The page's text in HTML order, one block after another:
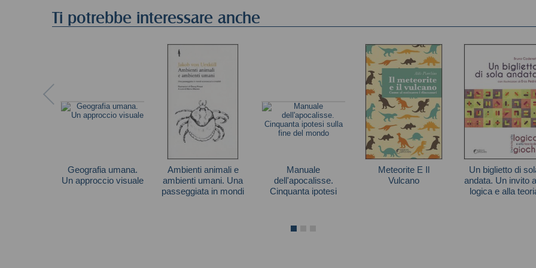
Ti potrebbe interessare anche
Geografia umana.
Un approccio visuale
Ambienti animali e
ambienti umani. Una
passeggiata in mondi
Manuale
dell'apocalisse.
Cinquanta ipotesi
Meteorite E Il
Vulcano
Un biglietto di
andata. Un invito
logica e alla